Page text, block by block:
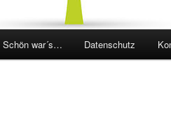
Schön war´s… Datenschutz